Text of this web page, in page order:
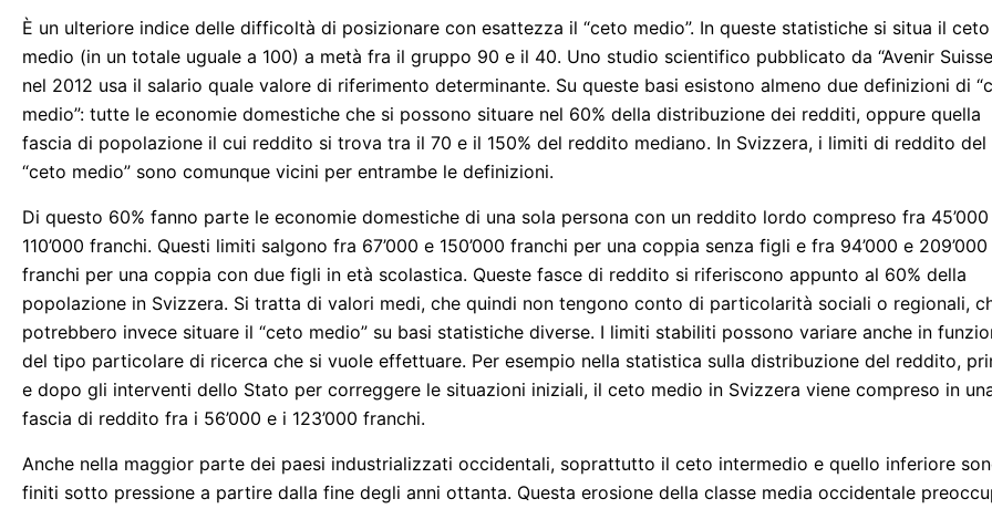
È un ulteriore indice delle difficoltà di posizionare con esattezza il “ceto medio”. In queste statistiche si situa il ceto
medio (in un totale uguale a 100) a metà fra il gruppo 90 e il 40. Uno studio scientifico pubblicato da “Avenir
nel 2012 usa il salario quale valore di riferimento determinante. Su queste basi esistono almeno due definizioni di
medio”: tutte le economie domestiche che si possono situare nel 60% della distribuzione dei redditi, oppure quella
fascia di popolazione il cui reddito si trova tra il 70 e il 150% del reddito mediano. In Svizzera, i limiti di reddito del
“ceto medio” sono comunque vicini per entrambe le definizioni.
Di questo 60% fanno parte le economie domestiche di una sola persona con un reddito lordo compreso fra
110’000 franchi. Questi limiti salgono fra 67’000 e 150’000 franchi per una coppia senza figli e fra 94’000 e 209’000
franchi per una coppia con due figli in età scolastica. Queste fasce di reddito si riferiscono appunto al 60% della
popolazione in Svizzera. Si tratta di valori medi, che quindi non tengono conto di particolarità sociali o regionali,
potrebbero invece situare il “ceto medio” su basi statistiche diverse. I limiti stabiliti possono variare anche in
del tipo particolare di ricerca che si vuole effettuare. Per esempio nella statistica sulla distribuzione del reddito,
e dopo gli interventi dello Stato per correggere le situazioni iniziali, il ceto medio in Svizzera viene compreso in
fascia di reddito fra i 56’000 e i 123’000 franchi.
Anche nella maggior parte dei paesi industrializzati occidentali, soprattutto il ceto intermedio e quello inferiore
finiti sotto pressione a partire dalla fine degli anni ottanta. Questa erosione della classe media occidentale